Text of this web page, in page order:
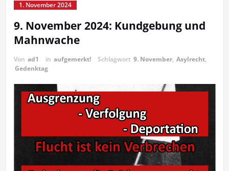
1. November 2024
9. November 2024: Kundgebung und
Mahnwache
Von ad1 in aufgemerkt! Schlagwort 9. November, Asylrecht,
Gedenktag